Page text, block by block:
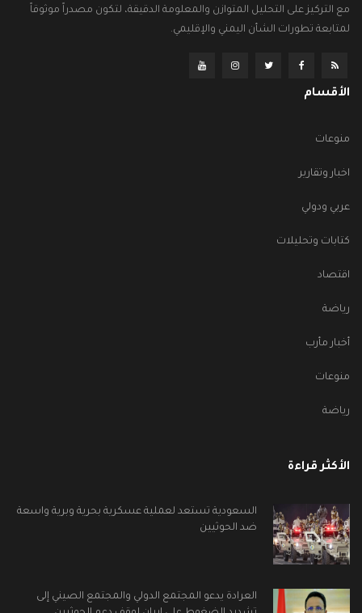
مع التركيز على التحليل المتوازن والمعلومة الدقيقة، لتكون مصدراً موثوقاً
لمتابعة تطورات الشأن اليمني والإقليمي.
الأقسام
منوعات
اخبار وتقارير
عربي ودولي
كتابات وتحليلات
اقتصاد
رياضة
أخبار مأرب
منوعات
رياضة
الأكثر قراءة
السعودية تستعد لعملية عسكرية بحرية وبرية واسعة
ضد الحوثيين
العرادة يدعو المجتمع الدولي والمجتمع الصيني إلى